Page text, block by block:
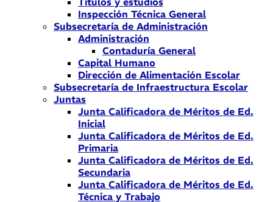
Inspección Técnica General
Subsecretaría de Administración
Administración
Contaduría General
Capital Humano
Dirección de Alimentación Escolar
Subsecretaría de Infraestructura Escolar
Juntas
Junta Calificadora de Méritos de Ed.
Inicial
Junta Calificadora de Méritos de Ed.
Primaria
Junta Calificadora de Méritos de Ed.
Secundaria
Junta Calificadora de Méritos de Ed.
Técnica y Trabajo